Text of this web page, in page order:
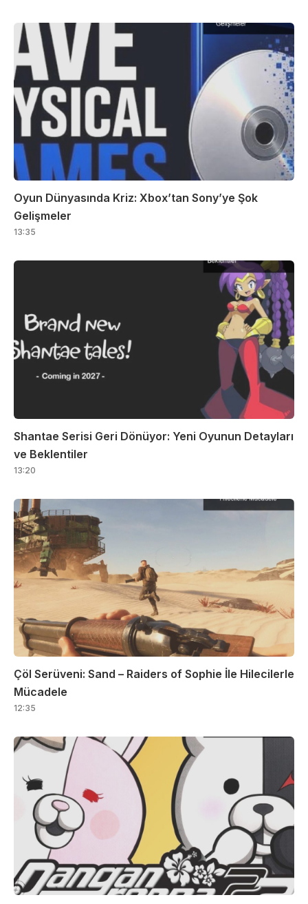
Oyun Dünyasında Kriz: Xbox’tan Sony’ye Şok
Gelişmeler
13:35
Shantae Serisi Geri Dönüyor: Yeni Oyunun Detayları
ve Beklentiler
13:20
Çöl Serüveni: Sand – Raiders of Sophie İle Hilecilerle
Mücadele
12:35